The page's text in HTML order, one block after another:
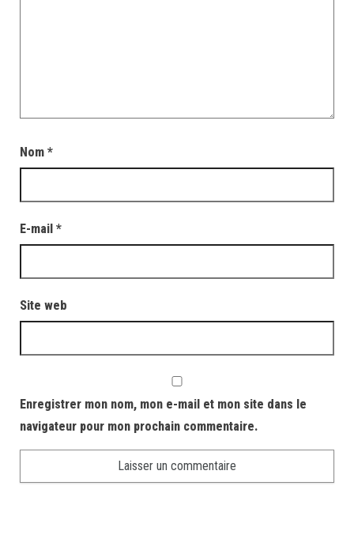
Nom *
E-mail *
Site web
Enregistrer mon nom, mon e-mail et mon site dans le
navigateur pour mon prochain commentaire.